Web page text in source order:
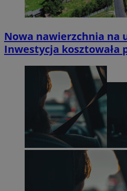
Nowa nawierzchnia na
Inwestycja kosztowała